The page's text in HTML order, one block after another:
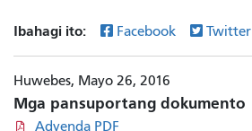
Ibahagi ito: Facebook Twitter
Huwebes, Mayo 26, 2016
Mga pansuportang dokumento
Adyenda PDF